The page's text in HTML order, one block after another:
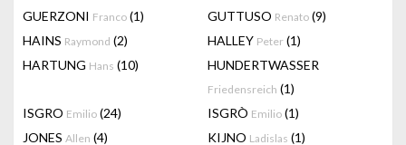
GUERZONI Franco (1) GUTTUSO Renato (9)
HAINS Raymond (2) HALLEY Peter (1)
HARTUNG Hans (10) HUNDERTWASSER
Friedensreich (1)
ISGRO Emilio (24) ISGRÒ Emilio (1)
JONES Allen (4) KIJNO Ladislas (1)